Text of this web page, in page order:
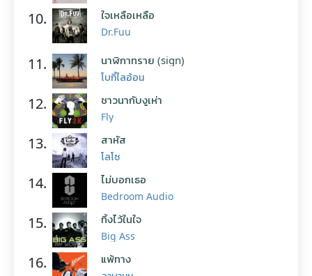
10. ใจเหลือเหลือ
Dr.Fuu
11. นาฬิกาทราย (sign)
โบกี้ไลอ้อน
12. ชาวนากับงูเห่า
Fly
13. สาหัส
โลโซ
14. ไม่บอกเธอ
Bedroom Audio
15. ทิ้งไว้ในใจ
Big Ass
16. แพ้ทาง